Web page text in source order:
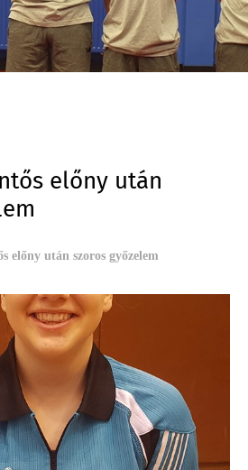
előny után
előny után szoros győzelem